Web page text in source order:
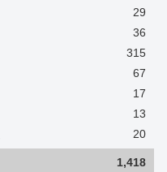
29
36
315
67
17
13
20
1,418